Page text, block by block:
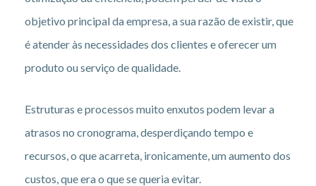
objetivo principal da empresa, a sua razão de existir, que
é atender às necessidades dos clientes e oferecer um
produto ou serviço de qualidade.
Estruturas e processos muito enxutos podem levar a
atrasos no cronograma, desperdiçando tempo e
recursos, o que acarreta, ironicamente, um aumento dos
custos, que era o que se queria evitar.